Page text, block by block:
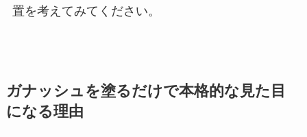
置を考えてみてください。
ガナッシュを塗るだけで本格的な見た目
になる理由